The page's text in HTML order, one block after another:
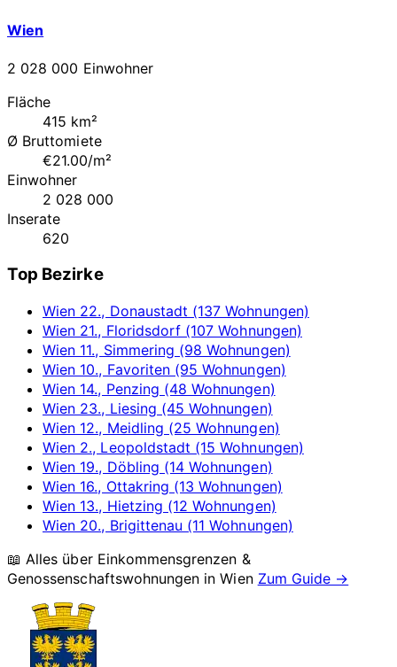
Wien
2 028 000 Einwohner
Fläche
415 km²
Ø Bruttomiete
€21.00/m²
Einwohner
2 028 000
Inserate
620
Top Bezirke
Wien 22., Donaustadt (137 Wohnungen)
Wien 21., Floridsdorf (107 Wohnungen)
Wien 11., Simmering (98 Wohnungen)
Wien 10., Favoriten (95 Wohnungen)
Wien 14., Penzing (48 Wohnungen)
Wien 23., Liesing (45 Wohnungen)
Wien 12., Meidling (25 Wohnungen)
Wien 2., Leopoldstadt (15 Wohnungen)
Wien 19., Döbling (14 Wohnungen)
Wien 16., Ottakring (13 Wohnungen)
Wien 13., Hietzing (12 Wohnungen)
Wien 20., Brigittenau (11 Wohnungen)
📖 Alles über Einkommensgrenzen &
Genossenschaftswohnungen inWien Zum Guide →